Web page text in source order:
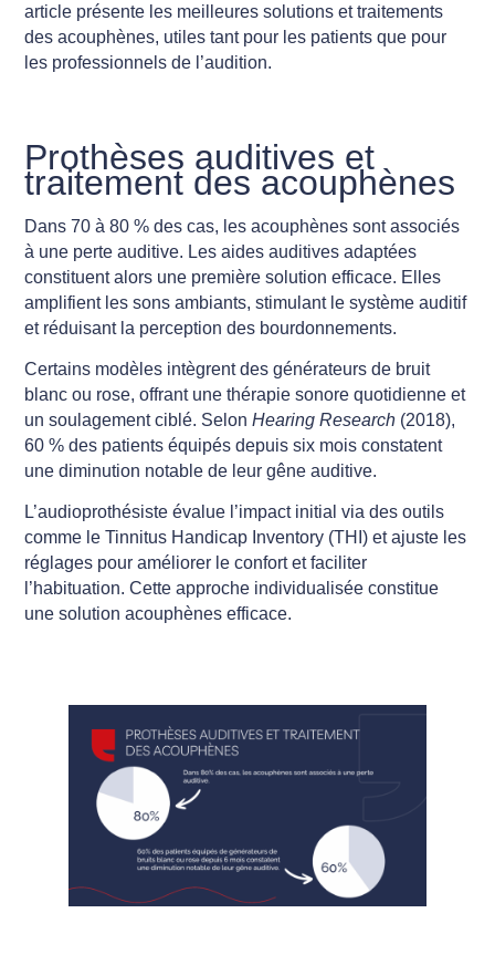
article présente les meilleures solutions et traitements
des acouphènes, utiles tant pour les patients que pour
les professionnels de l’audition.
Prothèses auditives et
traitement des acouphènes
Dans 70 à 80 % des cas, les acouphènes sont associés
à une perte auditive. Les aides auditives adaptées
constituent alors une première solution efficace. Elles
amplifient les sons ambiants, stimulant le système auditif
et réduisant la perception des bourdonnements.
Certains modèles intègrent des générateurs de bruit
blanc ou rose, offrant une thérapie sonore quotidienne et
un soulagement ciblé. SelonHearing Research (2018),
60 % des patients équipés depuis six mois constatent
une diminution notable de leur gêne auditive.
L’audioprothésiste évalue l’impact initial via des outils
comme le Tinnitus Handicap Inventory (THI) et ajuste les
réglages pour améliorer le confort et faciliter
l’habituation. Cette approche individualisée constitue
une solution acouphènes efficace.